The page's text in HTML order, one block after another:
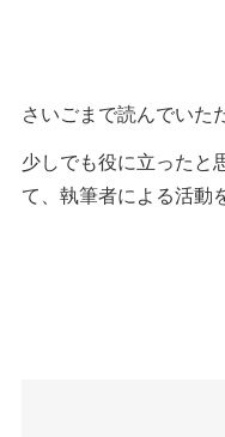
さいごまで読んでいた
少しでも役に立ったと
て、執筆者による活動